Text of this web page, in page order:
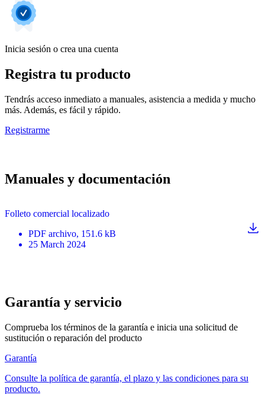
Inicia sesión o crea una cuenta
Registra tu producto
Tendrás acceso inmediato a manuales, asistencia a medida y mucho
más. Además, es fácil y rápido.
Registrarme
Manuales y documentación
Folleto comercial localizado
PDF archivo, 151.6 kB
25 March 2024
Garantía y servicio
Comprueba los términos de la garantía e inicia una solicitud de
sustitución o reparación del producto
Garantía
Consulte la política de garantía, el plazo y las condiciones para su
producto.